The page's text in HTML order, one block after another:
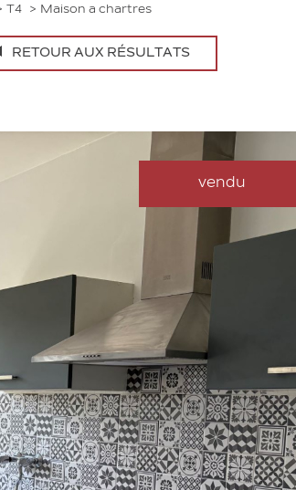
T4 Maison a chartres
RETOUR AUX RÉSULTATS
vendu